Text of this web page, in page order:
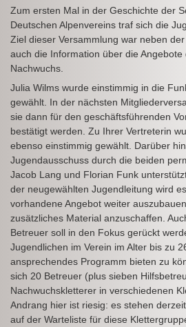
Zum ersten Mal in der Geschichte der
Deutschen Alpenvereins traf sich die
Ziel dieser Versammlung war neben
auch die Information über die Angebote
Nachwuchs.
Julia Wilms wurde einstimmig in die
gewählt. In der nächsten
sie dann für den geschäftsführenden
bestätigt werden. Zu Ihrer Vertreterin
ebenso einstimmig gewählt. Darüber
Jugendausschuss durch die beiden
Jacob Lang und Florian Funk
der neugewählten Jugendleitung wird
vorhandene Angebot weiter
zusätzliches Material anzuschaffen.
Betreuer soll in den Fokus gerückt
Jugendlichen im Verein im Alter bis zu
ansprechendes Programm bieten zu
sich 20 Betreuer (plus sieben
Nachwuchskletterer in verschiedenen
Andrang hier ist riesig: es stehen
auf der Warteliste für diese